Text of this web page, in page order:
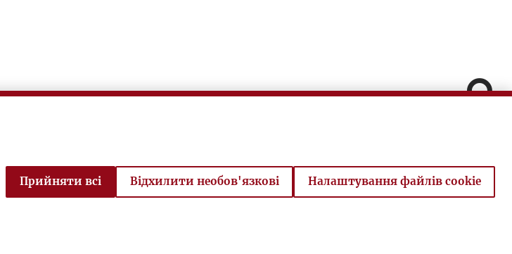
Прийняти всі Відхилити необов'язкові Налаштування файлів cookie